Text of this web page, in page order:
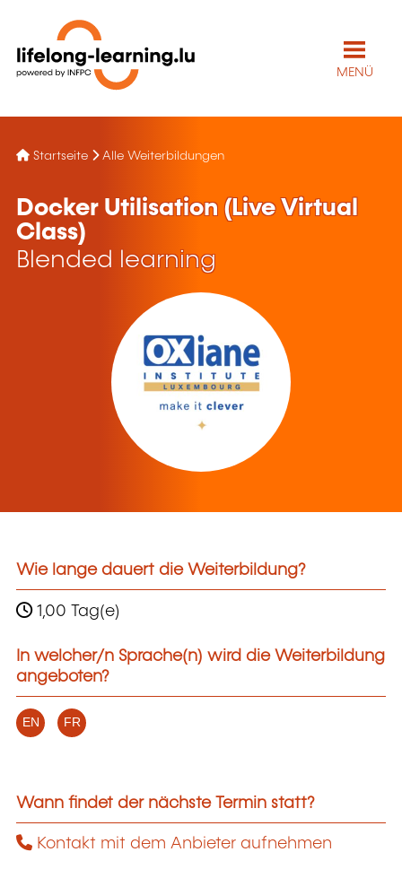
MENÜ
Startseite Alle Weiterbildungen
Docker Utilisation (Live Virtual
Class)
Blended learning
Wie lange dauert die Weiterbildung?
1,00 Tag(e)
In welcher/n Sprache(n) wird die Weiterbildung
angeboten?
EN FR
Wann findet der nächste Termin statt?
Kontakt mit dem Anbieter aufnehmen